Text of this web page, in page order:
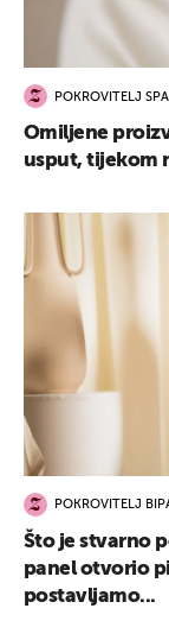
POKROVITELJ
Omiljene
usput, tijekom
POKROVITELJ
Što je stvarno
panel otvorio
postavljamo...